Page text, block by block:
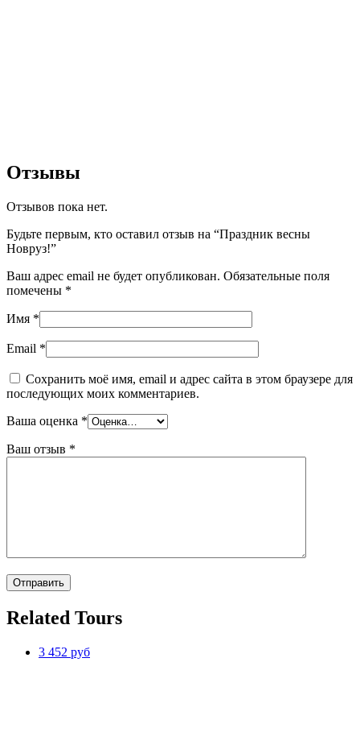
Отзывы
Отзывов пока нет.
Будьте первым, кто оставил отзыв на “Праздник весны
Новруз!”
Ваш адрес email не будет опубликован. Обязательные поля
помечены *
Имя *
Email *
Сохранить моё имя, email и адрес сайта в этом браузере для
последующих моих комментариев.
Ваша оценка *
Ваш отзыв *
Related Tours
3 452 руб